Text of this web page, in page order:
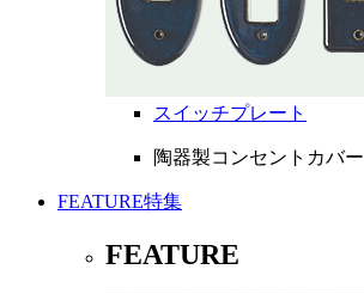
スイッチプレート
陶器製コンセントカバー
FEATURE特集
FEATURE